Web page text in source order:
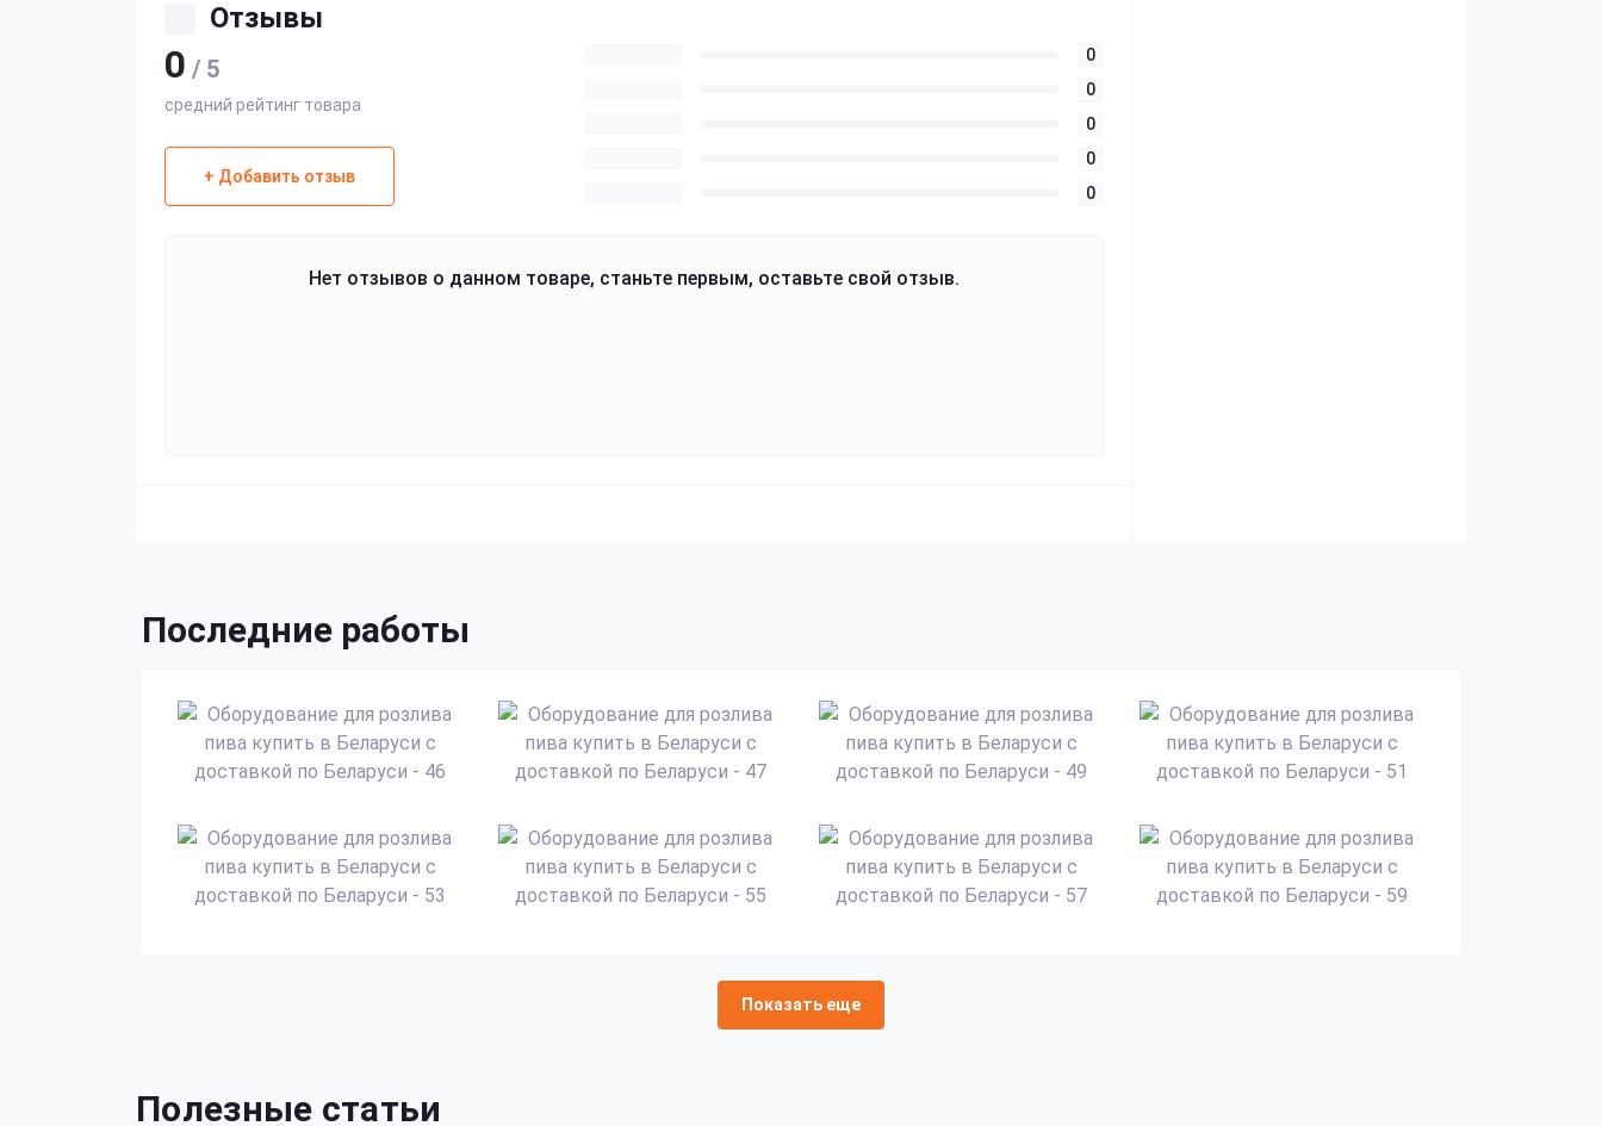
Отзывы
0 / 5
средний рейтинг товара
+ Добавить отзыв
0
0
0
0
0
Нет отзывов о данном товаре, станьте первым, оставьте свой отзыв.
Последние работы
Показать еще
Полезные статьи